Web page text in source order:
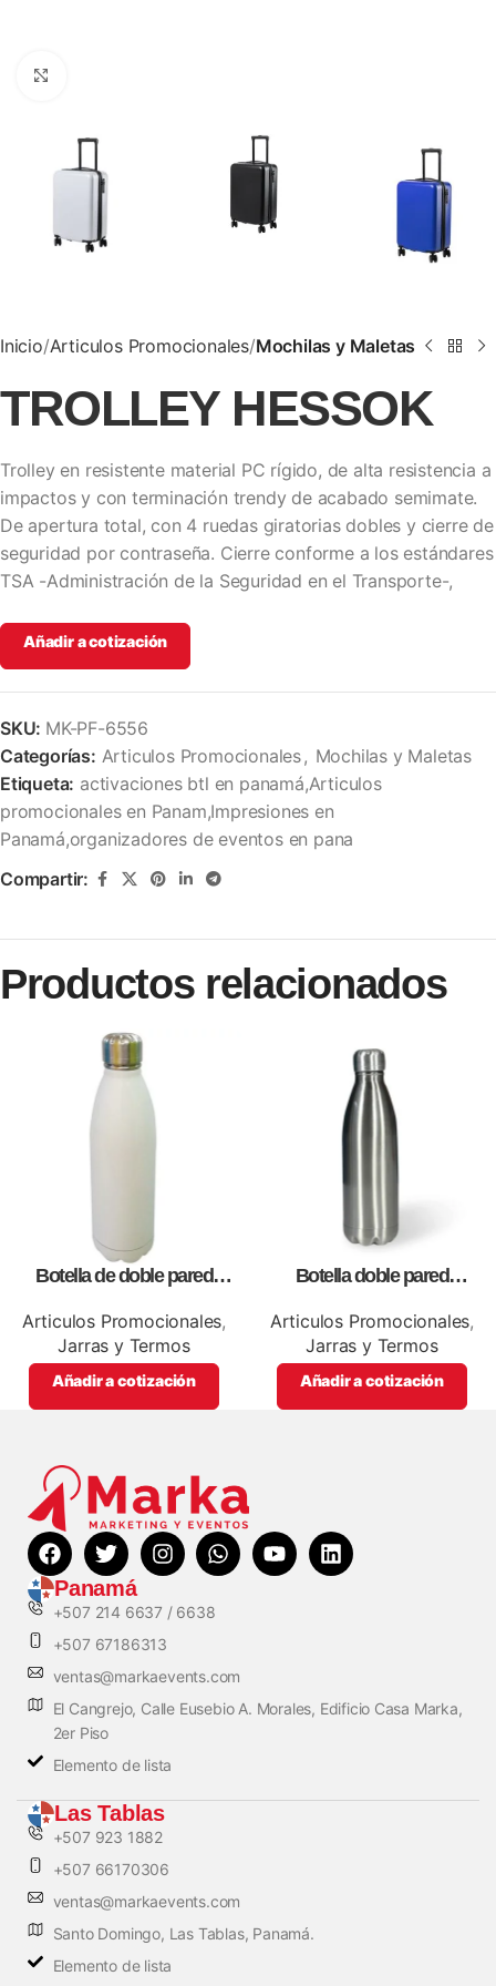
Inicio Articulos Promocionales Mochilas y Maletas
TROLLEY HESSOK
Trolley en resistente material PC rígido, de alta resistencia a
impactos y con terminación trendy de acabado semimate.
De apertura total, con 4 ruedas giratorias dobles y cierre de
seguridad por contraseña. Cierre conforme a los estándares
TSA -Administración de la Seguridad en el Transporte-,
Añadir a cotización
SKU: MK-PF-6556
Categorías: Articulos Promocionales , Mochilas y Maletas
Etiqueta: activaciones btl en panamá,Articulos
promocionales en Panam,Impresiones en
Panamá,organizadores de eventos en pana
Compartir:
Productos relacionados
Botella de doble pared
promocionales
Articulos Promocionales,
Jarras y Termos
Añadir a cotización
Botella doble pared
Articulos Promocionales,
Jarras y Termos
Añadir a cotización
Panamá
+507 214 6637 / 6638
+507 67186313
ventas@markaevents.com
El Cangrejo, Calle Eusebio A. Morales, Edificio Casa Marka,
2er Piso
Elemento de lista
Las Tablas
+507 923 1882
+507 66170306
ventas@markaevents.com
Santo Domingo, Las Tablas, Panamá.
Elemento de lista